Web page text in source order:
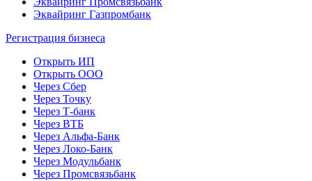
Эквайринг Газпромбанк
Регистрация бизнеса
Открыть ИП
Открыть ООО
Через Сбер
Через Точку
Через Т-банк
Через ВТБ
Через Альфа-Банк
Через Локо-Банк
Через Модульбанк
Через Промсвязьбанк